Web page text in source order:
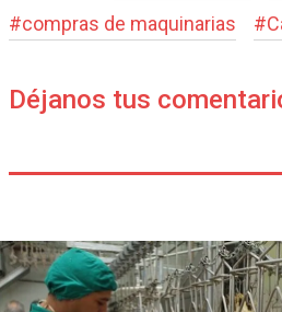
#compras de maquinarias #
Déjanos tus